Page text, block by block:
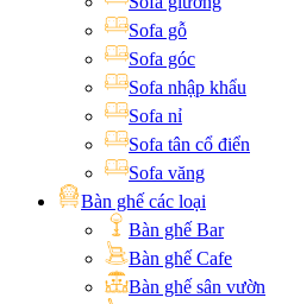
Sofa gỗ
Sofa góc
Sofa nhập khẩu
Sofa nỉ
Sofa tân cổ điển
Sofa văng
Bàn ghế các loại
Bàn ghế Bar
Bàn ghế Cafe
Bàn ghế sân vườn